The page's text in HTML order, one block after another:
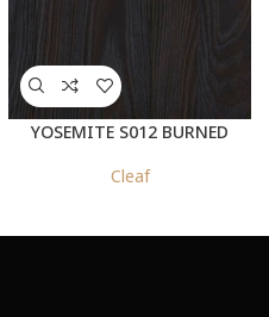
YOSEMITE S012 BURNED
Cleaf